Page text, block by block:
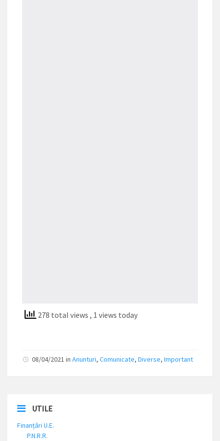
278 total views , 1 views today
08/04/2021 in Anunturi, Comunicate, Diverse, Important
UTILE
Finanțări U.E.
P.N.R.R.